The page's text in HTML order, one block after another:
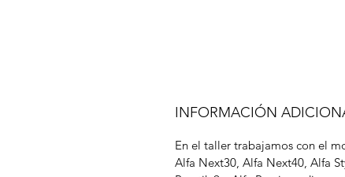
INFORMACIÓN
En el taller trabajamos con el
Alfa Next30, Alfa Next40, Alfa